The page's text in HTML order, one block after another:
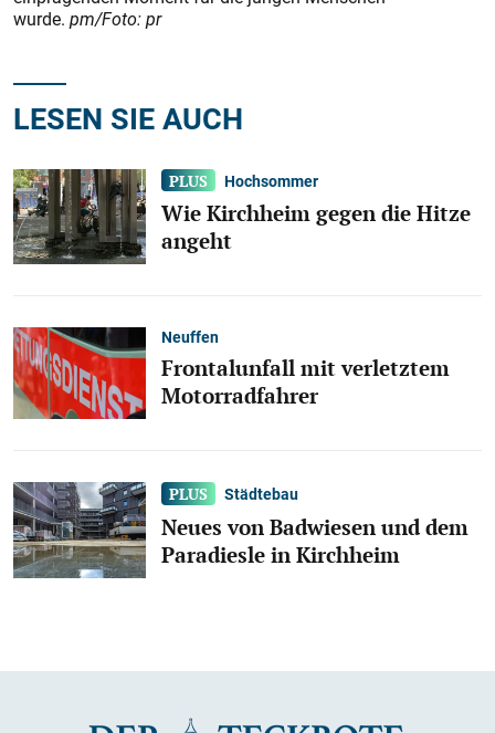
wurde. pm/Foto: pr
LESEN SIE AUCH
Hochsommer
Wie Kirchheim gegen die Hitze
angeht
Neuffen
Frontalunfall mit verletztem
Motorradfahrer
Städtebau
Neues von Badwiesen und dem
Paradiesle in Kirchheim